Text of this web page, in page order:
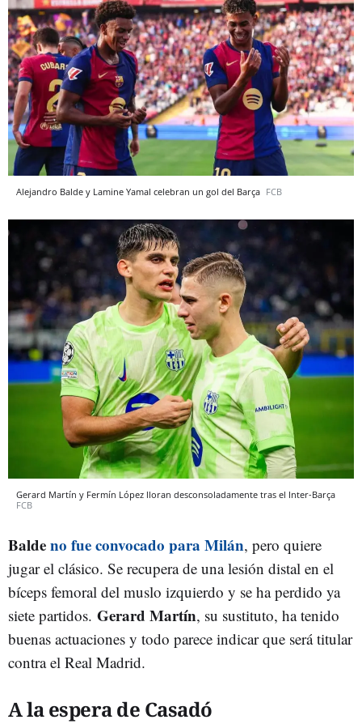
Alejandro Balde y Lamine Yamal celebran un gol del Barça FCB
Gerard Martín y Fermín López lloran desconsoladamente tras el Inter-Barça
FCB
Baldeno fue convocado para Milán, pero quiere
jugar el clásico. Se recupera de una lesión distal en el
bíceps femoral del muslo izquierdo y se ha perdido ya
siete partidos. Gerard Martín, su sustituto, ha tenido
buenas actuaciones y todo parece indicar que será titular
contra el Real Madrid.
A la espera de Casadó